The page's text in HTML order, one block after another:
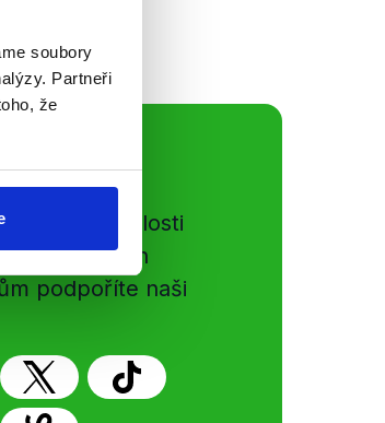
soubory
Partneři
že
události
našich
podpoříte naši